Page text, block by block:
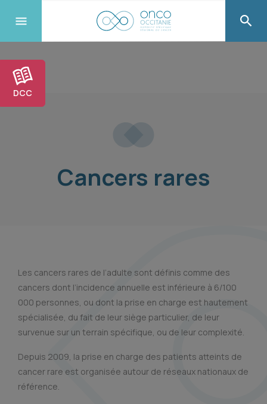
DCC
Cancers rares
Les cancers rares de l’adulte sont définis comme des
cancers dont l’incidence annuelle est inférieure à 6/100
000 personnes, ou dont la prise en charge est hautement
spécialisée, du fait de leur siège particulier, de leur
survenue sur un terrain spécifique, ou de leur complexité.
Depuis 2009, la prise en charge des patients atteints de
cancer rare est organisée autour de réseaux nationaux de
référence.